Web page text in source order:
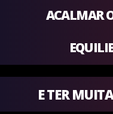
ACALMAR
E TER